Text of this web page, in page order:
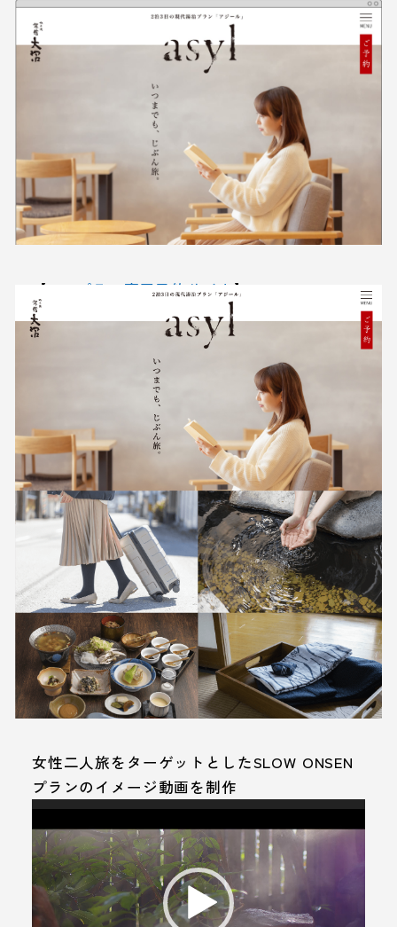
【 asylプラン専用予約サイト】
女性二人旅をターゲットとしたSLOW ONSEN
プランのイメージ動画を制作
動
画
プ
レ
ー